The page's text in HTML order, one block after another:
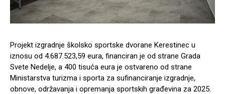
Projekt izgradnje školsko sportske dvorane Kerestinec u
iznosu od 4.687.523,59 eura, financiran je od strane Grada
Svete Nedelje, a 400 tisuća eura je ostvareno od strane
Ministarstva turizma i sporta za sufinanciranje izgradnje,
obnove, održavanja i opremanja sportskih građevina za 2025.